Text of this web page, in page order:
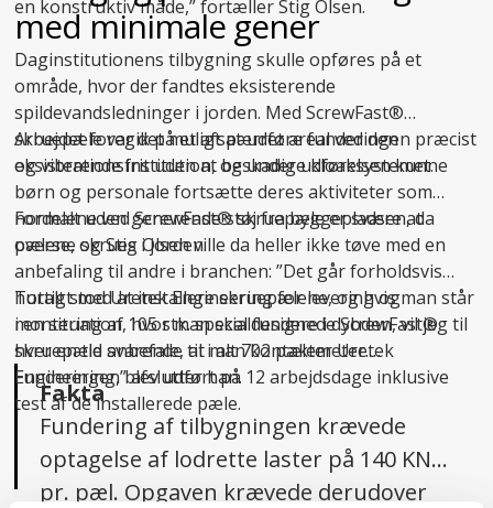
en konstruktiv måde,” fortæller Stig Olsen.
med minimale gener
Daginstitutionens tilbygning skulle opføres på et
område, hvor der fandtes eksisterende
spildevandsledninger i jorden. Med ScrewFast®
skruepæle var det muligt at udføre funderingen præcist
og vibrationsfrit uden at beskadige kloaksystemet.
Arbejdet foregik på et afspærret areal ved den
eksisterende institution, og under udførelsen kunne
børn og personale fortsætte deres aktiviteter som
normalt uden generende støj fra byggepladsen, da
pælene skrues i jorden.
Fordelene ved ScrewFast® skruepæle er svære at
overse, og Stig Olsen ville da heller ikke tøve med en
anbefaling til andre i branchen: ”Det går forholdsvis
hurtigt med at installere skruepælene, og hvis man står
i en situation, hvor man skal fundere i dybden, vil jeg til
hver en tid anbefale, at man kontakter Uretek
Engineering,” afslutter han.
Totalt stod Uretek Engineering for levering og
montering af 105 stk. specialdesignede ScrewFast®
skruepæle svarende til i alt 702 pælemeter.
Funderingen blev udført på 12 arbejdsdage inklusive
test af de installerede pæle.
Fakta
Fundering af tilbygningen krævede
optagelse af lodrette laster på 140 KN
pr. pæl. Opgaven krævede derudover